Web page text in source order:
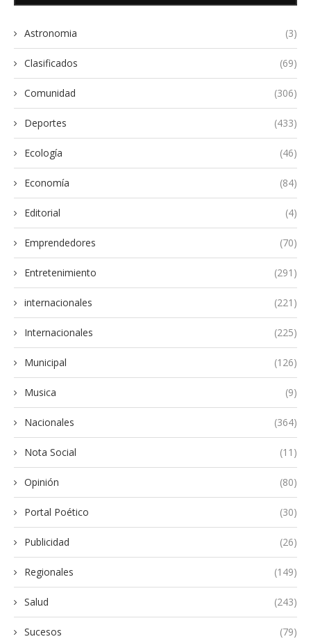
Astronomia (3)
Clasificados (69)
Comunidad (306)
Deportes (433)
Ecología (46)
Economía (84)
Editorial (4)
Emprendedores (70)
Entretenimiento (291)
internacionales (221)
Internacionales (225)
Municipal (126)
Musica (9)
Nacionales (364)
Nota Social (11)
Opinión (80)
Portal Poético (30)
Publicidad (26)
Regionales (149)
Salud (243)
Sucesos (79)